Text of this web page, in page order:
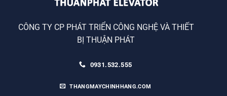
CÔNG TY CP PHÁT TRIỂN CÔNG NGHỆ VÀ THIẾT
BỊ THUẬN PHÁT
0931.532.555
THANGMAYCHINHHANG.COM